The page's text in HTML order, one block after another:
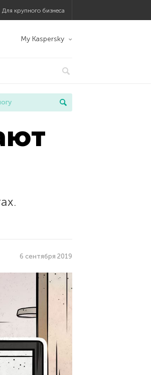
Для крупного бизнеса
My Kaspersky
6 сентября 2019